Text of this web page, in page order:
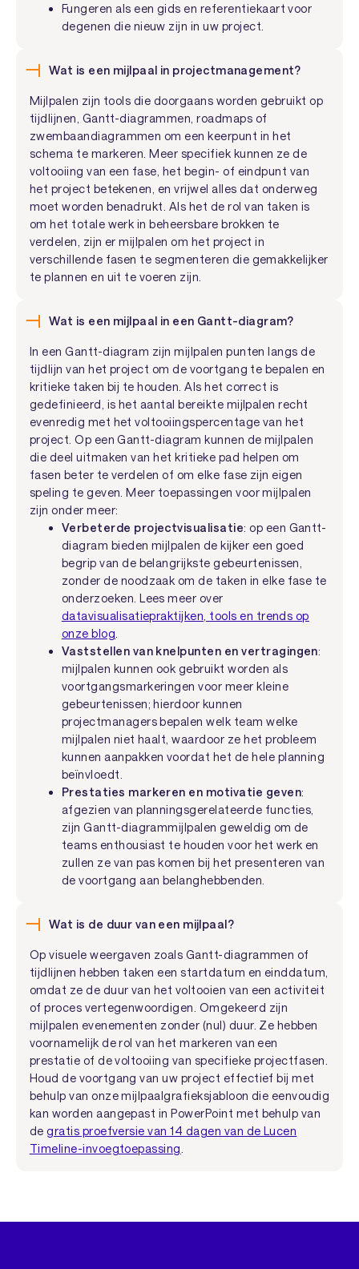
Fungeren als een gids en referentiekaart voor
degenen die nieuw zijn in uw project.
Wat is een mijlpaal in projectmanagement?
Mijlpalen zijn tools die doorgaans worden gebruikt op
tijdlijnen, Gantt-diagrammen, roadmaps of
zwembaandiagrammen om een keerpunt in het
schema te markeren. Meer specifiek kunnen ze de
voltooiing van een fase, het begin- of eindpunt van
het project betekenen, en vrijwel alles dat onderweg
moet worden benadrukt. Als het de rol van taken is
om het totale werk in beheersbare brokken te
verdelen, zijn er mijlpalen om het project in
verschillende fasen te segmenteren die gemakkelijker
te plannen en uit te voeren zijn.
Wat is een mijlpaal in een Gantt-diagram?
In een Gantt-diagram zijn mijlpalen punten langs de
tijdlijn van het project om de voortgang te bepalen en
kritieke taken bij te houden. Als het correct is
gedefinieerd, is het aantal bereikte mijlpalen recht
evenredig met het voltooiingspercentage van het
project. Op een Gantt-diagram kunnen de mijlpalen
die deel uitmaken van het kritieke pad helpen om
fasen beter te verdelen of om elke fase zijn eigen
speling te geven. Meer toepassingen voor mijlpalen
zijn onder meer:
Verbeterde projectvisualisatie: op een Gantt-
diagram bieden mijlpalen de kijker een goed
begrip van de belangrijkste gebeurtenissen,
zonder de noodzaak om de taken in elke fase te
onderzoeken. Lees meer over
datavisualisatiepraktijken, tools en trends op
onze blog
Vaststellen van knelpunten en vertragingen:
mijlpalen kunnen ook gebruikt worden als
voortgangsmarkeringen voor meer kleine
gebeurtenissen; hierdoor kunnen
projectmanagers bepalen welk team welke
mijlpalen niet haalt, waardoor ze het probleem
kunnen aanpakken voordat het de hele planning
beïnvloedt.
Prestaties markeren en motivatie geven:
afgezien van planningsgerelateerde functies,
zijn Gantt-diagrammijlpalen geweldig om de
teams enthousiast te houden voor het werk en
zullen ze van pas komen bij het presenteren van
de voortgang aan belanghebbenden.
Wat is de duur van een mijlpaal?
Op visuele weergaven zoals Gantt-diagrammen of
tijdlijnen hebben taken een startdatum en einddatum,
omdat ze de duur van het voltooien van een activiteit
of proces vertegenwoordigen. Omgekeerd zijn
mijlpalen evenementen zonder (nul) duur. Ze hebben
voornamelijk de rol van het markeren van een
prestatie of de voltooiing van specifieke projectfasen.
Houd de voortgang van uw project effectief bij met
behulp van onze mijlpaalgrafieksjabloon die eenvoudig
kan worden aangepast in PowerPoint met behulp van
degratis proefversie van 14 dagen van de Lucen
Timeline-invoegtoepassing.